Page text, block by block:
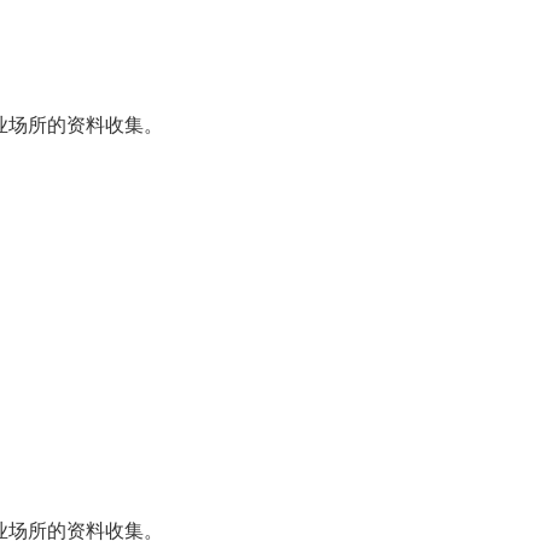
所的资料收集。
所的资料收集。